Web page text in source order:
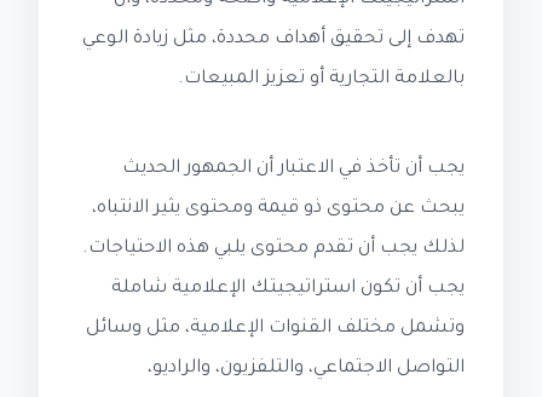
تهدف إلى تحقيق أهداف محددة، مثل زيادة الوعي
بالعلامة التجارية أو تعزيز المبيعات.
يجب أن تأخذ في الاعتبار أن الجمهور الحديث
يبحث عن محتوى ذو قيمة ومحتوى يثير الانتباه،
لذلك يجب أن تقدم محتوى يلبي هذه الاحتياجات.
يجب أن تكون استراتيجيتك الإعلامية شاملة
وتشمل مختلف القنوات الإعلامية، مثل وسائل
التواصل الاجتماعي، والتلفزيون، والراديو،